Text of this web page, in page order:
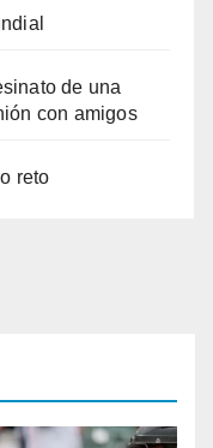
de una
con amigos
reto